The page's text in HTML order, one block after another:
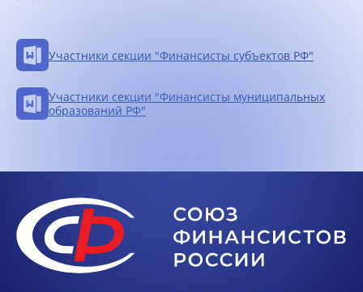
Участники секции "Финансисты субъектов РФ"
Участники секции "Финансисты муниципальных
образований РФ"